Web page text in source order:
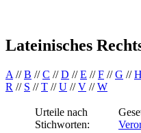
Lateinisches
A //B //C //D //E //F //G //H
R // S //T //U //V //W
Urteile nach
Stichworten: